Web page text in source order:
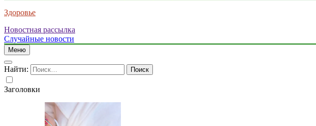
Здоровье
Новостная рассылка
Случайные новости
Меню
Найти:
Заголовки